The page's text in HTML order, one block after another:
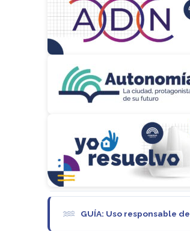
GUÍA: Uso responsable